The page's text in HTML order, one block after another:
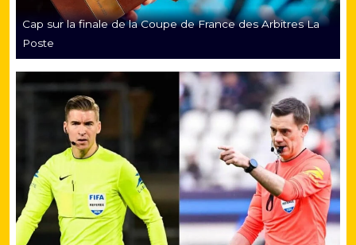
Cap sur la finale de la Coupe de France des Arbitres La
Poste